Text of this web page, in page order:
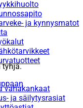
tyhjä.
ja kynnysmatot
vahakankaat
ja säilytysrasiat